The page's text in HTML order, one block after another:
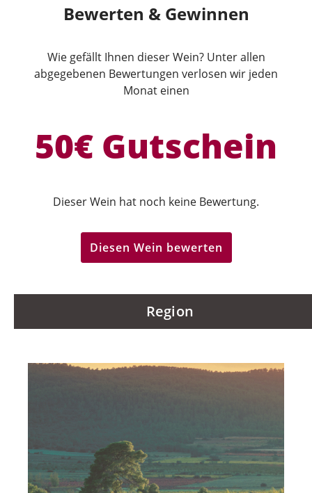
Bewerten & Gewinnen
Wie gefällt Ihnen dieser Wein? Unter allen
abgegebenen Bewertungen verlosen wir jeden
Monat einen
50€ Gutschein
Dieser Wein hat noch keine Bewertung.
Diesen Wein bewerten
Region